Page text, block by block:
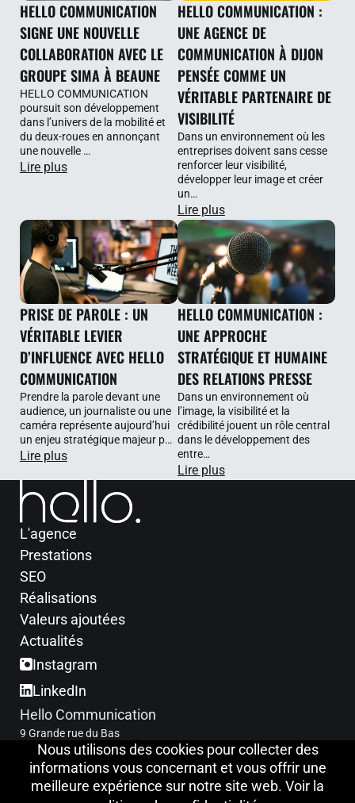
Nous utilisons des cookies pour collecter des
informations vous concernant et vous offrir une
meilleure expérience sur notre site web. Voir la
HELLO COMMUNICATION
SIGNE UNE NOUVELLE
COLLABORATION AVEC LE
GROUPE SIMA À BEAUNE
HELLO COMMUNICATION
poursuit son développement
dans l’univers de la mobilité et
du deux-roues en annonçant
une nouvelle …
Lire plus
HELLO COMMUNICATION :
UNE AGENCE DE
COMMUNICATION À DIJON
PENSÉE COMME UN
VÉRITABLE PARTENAIRE DE
VISIBILITÉ
Dans un environnement où les
entreprises doivent sans cesse
renforcer leur visibilité,
développer leur image et créer
un…
Lire plus
PRISE DE PAROLE : UN
VÉRITABLE LEVIER
D’INFLUENCE AVEC HELLO
COMMUNICATION
Prendre la parole devant une
audience, un journaliste ou une
caméra représente aujourd’hui
un enjeu stratégique majeur p…
Lire plus
HELLO COMMUNICATION :
UNE APPROCHE
STRATÉGIQUE ET HUMAINE
DES RELATIONS PRESSE
Dans un environnement où
l’image, la visibilité et la
crédibilité jouent un rôle central
dans le développement des
entre…
Lire plus
L'agence
Prestations
SEO
Réalisations
Valeurs ajoutées
Actualités
Instagram
LinkedIn
Hello Communication
9 Grande rue du Bas
21410 Fleurey sur Ouche
NOUS TROUVER